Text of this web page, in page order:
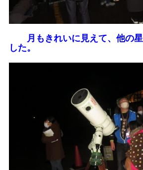
月もきれいに見えて、他の星
した。